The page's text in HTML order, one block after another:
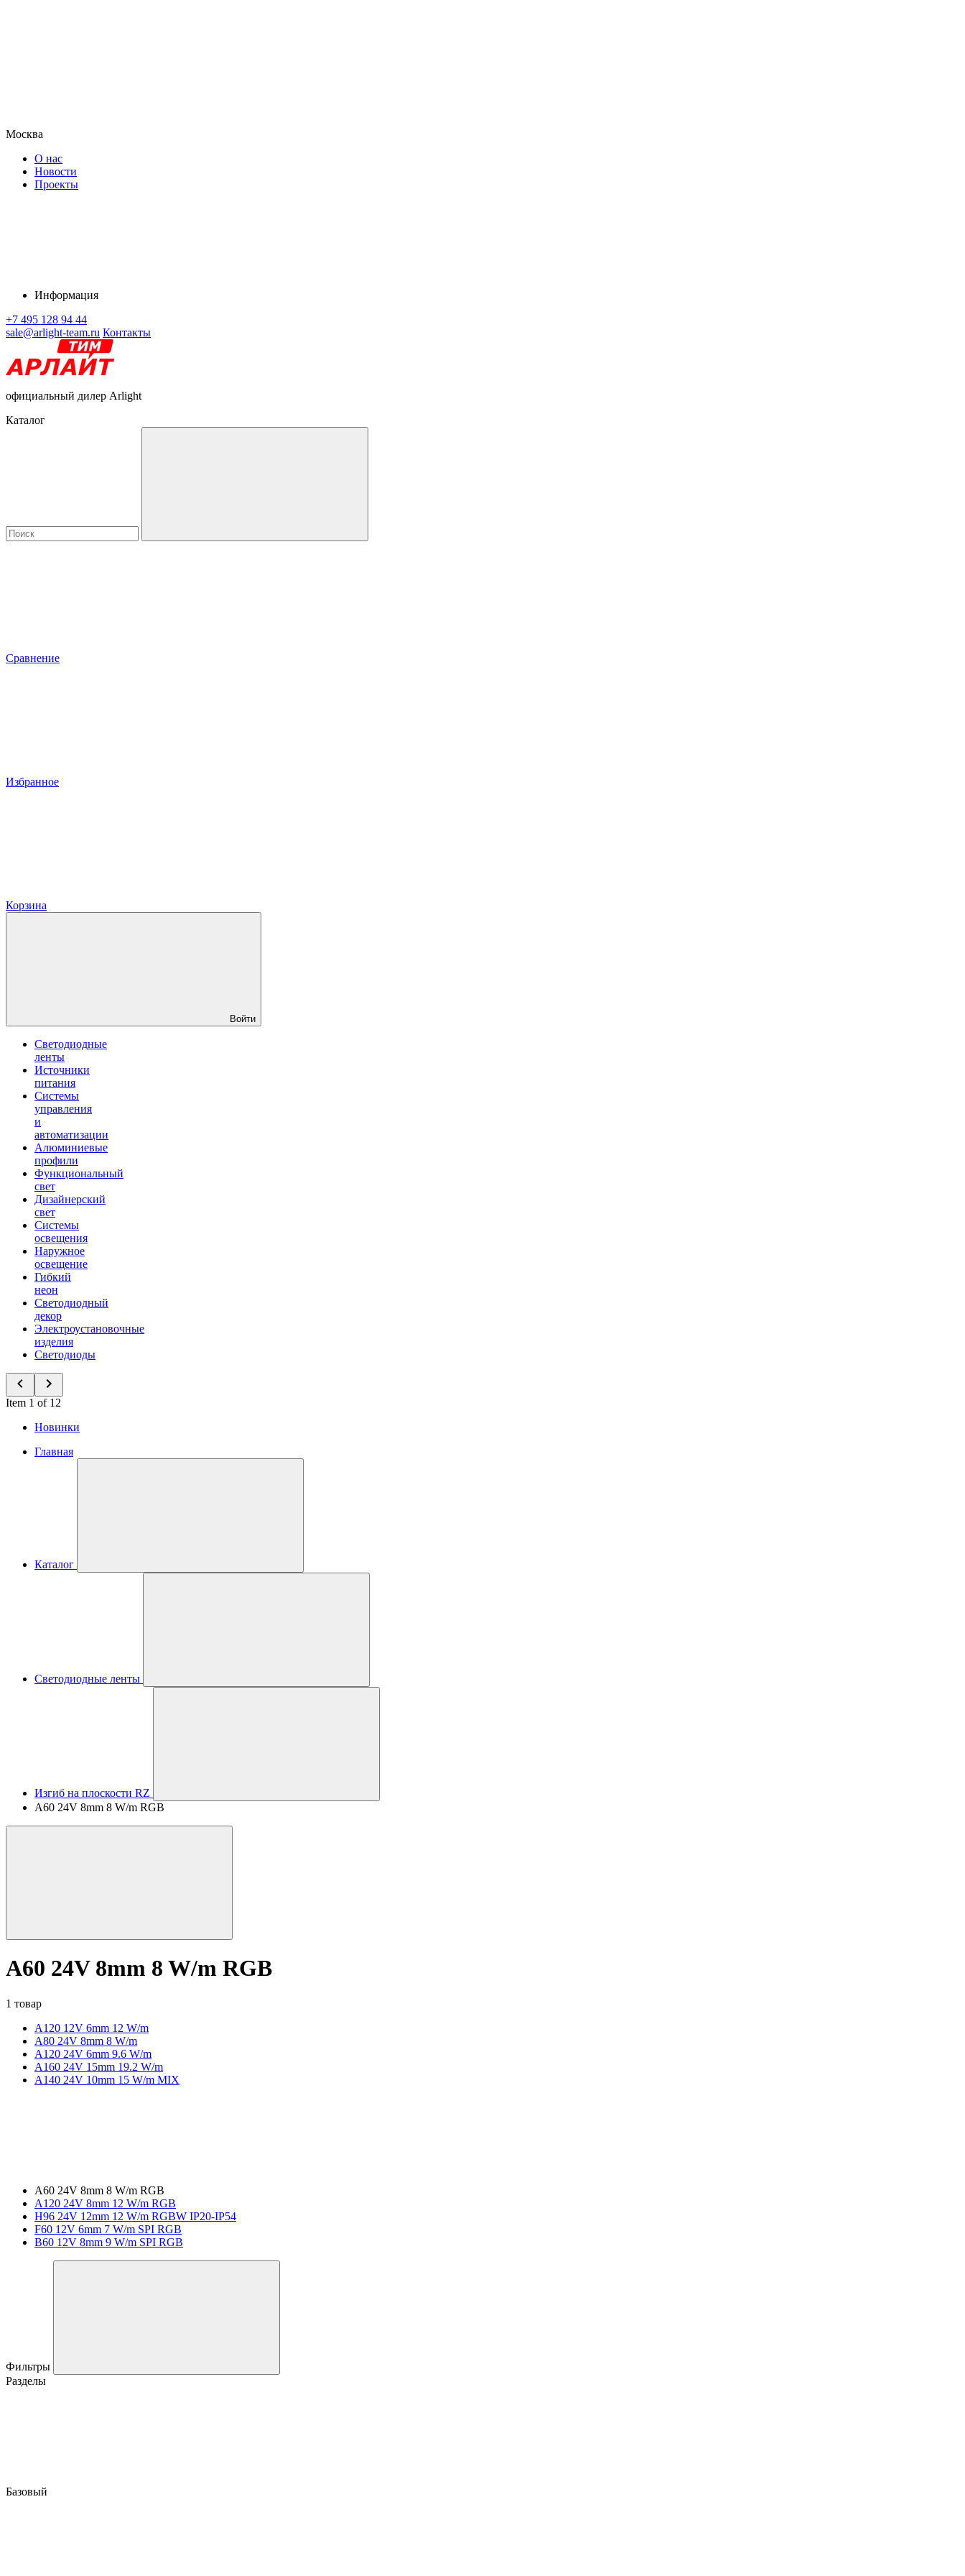
Москва
О нас
Новости
Проекты
Информация
+7 495 128 94 44
sale@arlight-team.ru Контакты
официальный дилер Arlight
Каталог
Сравнение
Избранное
Корзина
Войти
Светодиодные
ленты
Источники
питания
Системы
управления
и
автоматизации
Алюминиевые
профили
Функциональный
свет
Дизайнерский
свет
Системы
освещения
Наружное
освещение
Гибкий
неон
Светодиодный
декор
Электроустановочные
изделия
Светодиоды
Item 1 of 12
Новинки
Главная
Каталог
Светодиодные ленты
Изгиб на плоскости RZ
A60 24V 8mm 8 W/m RGB
A60 24V 8mm 8 W/m RGB
1 товар
A120 12V 6mm 12 W/m
А80 24V 8mm 8 W/m
A120 24V 6mm 9.6 W/m
A160 24V 15mm 19.2 W/m
A140 24V 10mm 15 W/m MIX
A60 24V 8mm 8 W/m RGB
A120 24V 8mm 12 W/m RGB
H96 24V 12mm 12 W/m RGBW IP20-IP54
F60 12V 6mm 7 W/m SPI RGB
B60 12V 8mm 9 W/m SPI RGB
Фильтры
Разделы
Базовый